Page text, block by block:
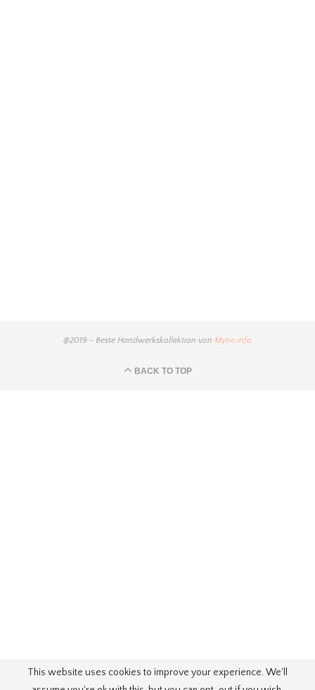
@2019 - Beste Handwerkskollektion von Mytie.info
BACK TO TOP
This website uses cookies to improve your experience. We'll